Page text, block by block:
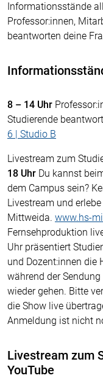
Informationsstände
Professor:innen,
beantworten deine
8 – 14 Uhr
Studierende
6 | Studio B
Livestream zum
18 Uhr Du kannst
dem Campus sein?
Livestream und
Mittweida. www.hs-
Fernsehproduktion
Uhr präsentiert
und Dozent:innen die
während der
wieder gehen. Bitte
die Show live
Anmeldung ist nicht
Livestream zum
YouTube